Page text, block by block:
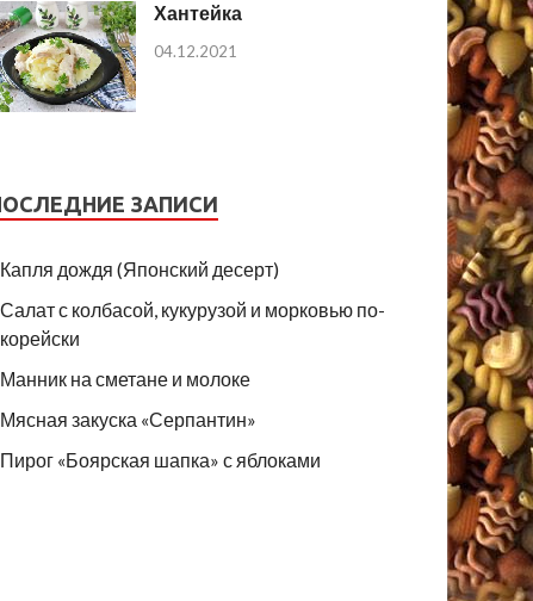
Хантейка
04.12.2021
ЗАПИСИ
Капля дождя (Японский десерт)
Салат с колбасой, кукурузой и морковью по-
корейски
Манник на сметане и молоке
Мясная закуска «Серпантин»
Пирог «Боярская шапка» с яблоками